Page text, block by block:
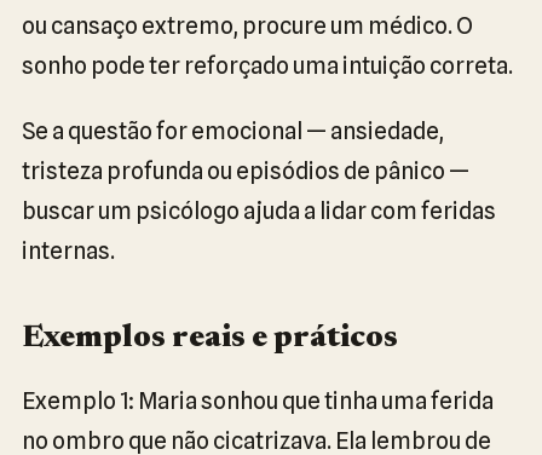
ou cansaço extremo, procure um médico. O
sonho pode ter reforçado uma intuição correta.
Se a questão for emocional — ansiedade,
tristeza profunda ou episódios de pânico —
buscar um psicólogo ajuda a lidar com feridas
internas.
Exemplos reais e práticos
Exemplo 1: Maria sonhou que tinha uma ferida
no ombro que não cicatrizava. Ela lembrou de